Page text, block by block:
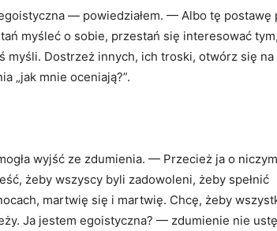
— powiedziałem. — Albo tę postawę
myśleć o sobie, przestań się interesować
myśli. Dostrzeż innych, ich troski, otwórz się na
„jak mnie oceniają?”.
wyjść ze zdumienia. — Przecież ja o
żeby wszyscy byli zadowoleni, żeby spełnić
martwię się i martwię. Chcę, żeby
Ja jestem egoistyczna? — zdumienie nie